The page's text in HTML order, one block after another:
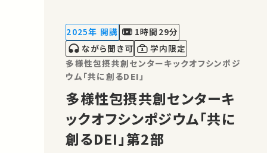
ィスカッションをご覧いただくことができ
ます。日本語版は、演目を除き、日本手話
通…
2025年 開講
1時間29分
ながら聞き可
学内限定
多様性包摂共創センターキックオフシンポジ
ウム「共に創るDEI」
多様性包摂共創センターキ
ックオフシンポジウム「共に
創るDEI」第2部